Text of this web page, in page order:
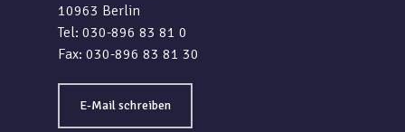
10963 Berlin
Tel: 030-896 83 81 0
Fax: 030-896 83 81 30
E-Mail schreiben